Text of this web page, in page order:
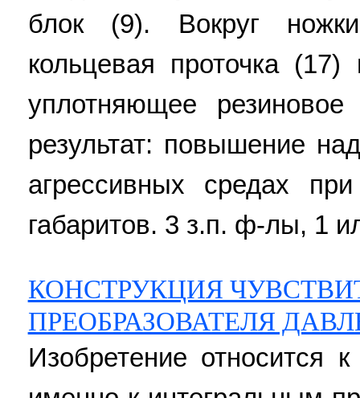
блок (9). Вокруг
кольцевая проточка
уплотняющее
результат: повышение
агрессивных средах
габаритов. 3 з.п. ф-лы, 1
КОНСТРУКЦИЯ
ПРЕОБРАЗОВАТЕЛЯ
Изобретение относится